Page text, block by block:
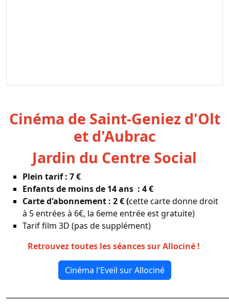
Cinéma de Saint-Geniez d'Olt
et d'Aubrac
Jardin du Centre Social
Plein tarif : 7 €
Enfants de moins de 14 ans : 4 €
Carte d'abonnement : 2 € (cette carte donne droit
à 5 entrées à 6€, la 6eme entrée est gratuite)
Tarif film 3D (pas de supplément)
Retrouvez toutes les séances sur Allociné !
Cinéma l'Eveil sur Allociné